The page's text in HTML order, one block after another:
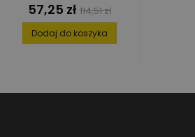
Cena
57,25 zł Cena
podstawowa
114,51 zł
Dodaj do koszyka